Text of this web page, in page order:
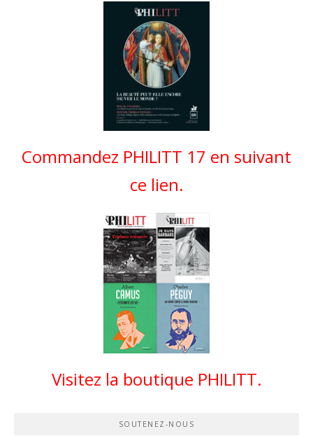
Commandez PHILITT 17 en suivant
ce lien.
Visitez la boutique PHILITT.
SOUTENEZ-NOUS